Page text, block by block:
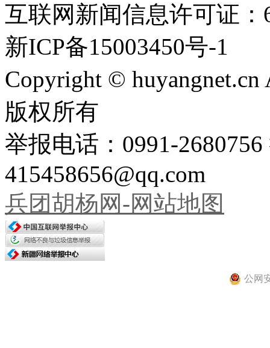
互联网新闻信息许可证：
新ICP备15003450号-1
Copyright ©
版权所有
举报电话：0991-
415458656@qq.com
兵团胡杨网-网站地图
公网